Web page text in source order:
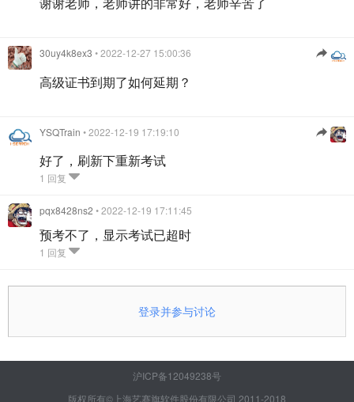
30uy4k8ex3 • 2022-12-27 15:00:36
高级证书到期了如何延期？
YSQTrain • 2022-12-19 17:19:10
好了，刷新下重新考试
1 回复
pqx8428ns2 • 2022-12-19 17:11:45
预考不了，显示考试已超时
1 回复
登录并参与讨论
沪ICP备12049238号
版权所有©上海艺赛旗软件股份有限公司 2011-2018